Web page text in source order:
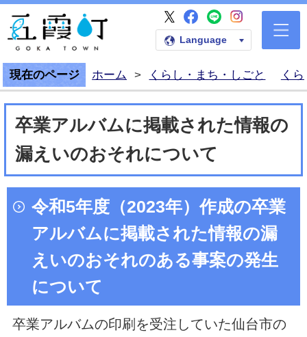
五霞町公式ホームペー
五霞町公式X
五霞町公式
五霞町公式
五霞町
Language
現在のページ ホーム > くらし・まち・しごと く
卒業アルバムに掲載された情報の
漏えいのおそれについて
令和5年度（2023年）作成の卒業
アルバムに掲載された情報の漏
えいのおそれのある事案の発生
について
卒業アルバムの印刷を受注していた仙台市の